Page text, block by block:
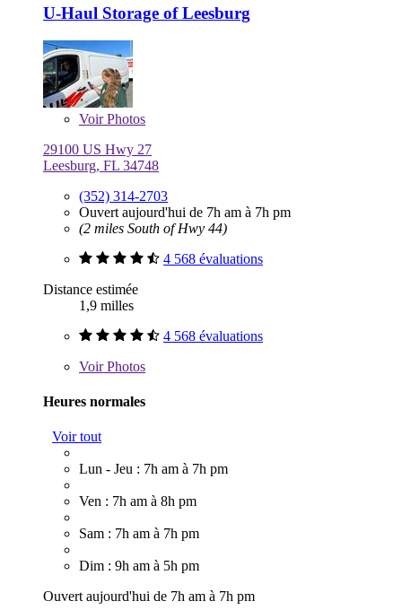
U-Haul Storage of Leesburg
VoirPhotos
29100 US Hwy 27
Leesburg, FL 34748
(352) 314-2703
Ouvert aujourd'hui de 7h am à 7h pm
(2 miles South of Hwy 44)
4 568 évaluations
Distance estimée
1,9 milles
4 568 évaluations
VoirPhotos
Heures normales
Voir tout
Lun - Jeu : 7h am à 7h pm
Ven : 7h am à 8h pm
Sam : 7h am à 7h pm
Dim : 9h am à 5h pm
Ouvert aujourd'hui de 7h am à 7h pm